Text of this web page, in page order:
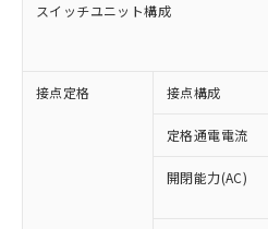
スイッチユニット構成
接点定格 接点構成
定格通電電流
開閉能力(AC)
※1 対応状況
対応済み：EU RoHS
非含有に対応した製品
対応予定：EU RoHS指